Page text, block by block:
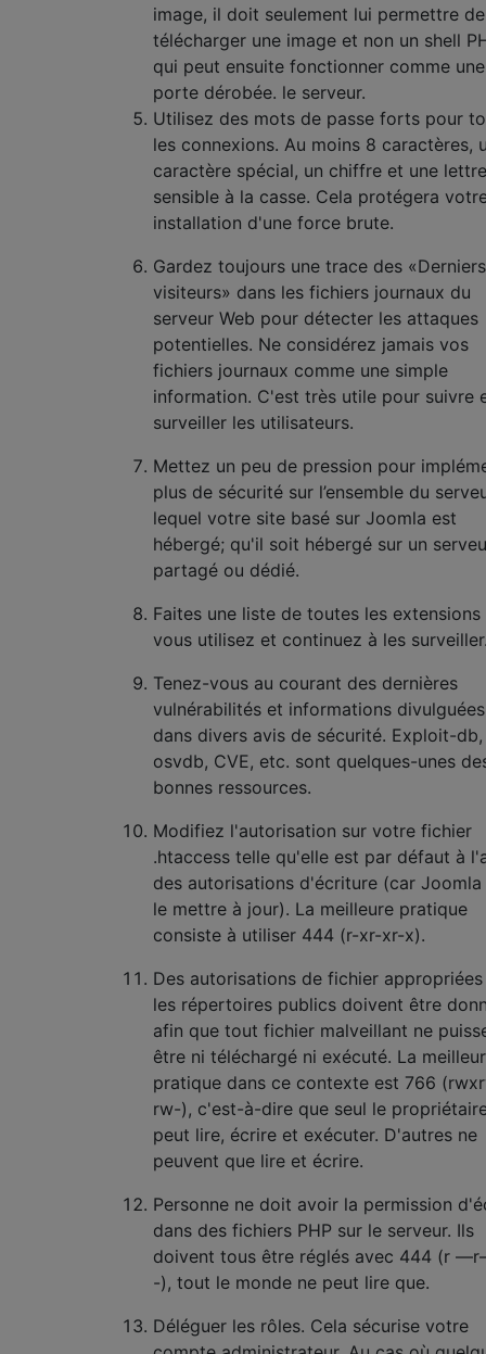
image, il doit seulement lui permettre de
télécharger une image et non un shell
qui peut ensuite fonctionner comme une
porte dérobée. le serveur.
Utilisez des mots de passe forts pour
les connexions. Au moins 8 caractères,
caractère spécial, un chiffre et une lettre
sensible à la casse. Cela protégera
installation d'une force brute.
Gardez toujours une trace des «Derniers
visiteurs» dans les fichiers journaux du
serveur Web pour détecter les attaques
potentielles. Ne considérez jamais vos
fichiers journaux comme une simple
information. C'est très utile pour suivre
surveiller les utilisateurs.
Mettez un peu de pression pour
plus de sécurité sur l’ensemble du
lequel votre site basé sur Joomla est
hébergé; qu'il soit hébergé sur un
partagé ou dédié.
Faites une liste de toutes les extensions
vous utilisez et continuez à les
Tenez-vous au courant des dernières
vulnérabilités et informations divulguées
dans divers avis de sécurité. Exploit-db,
osvdb, CVE, etc. sont quelques-unes
bonnes ressources.
Modifiez l'autorisation sur votre fichier
.htaccess telle qu'elle est par défaut à
des autorisations d'écriture (car
le mettre à jour). La meilleure pratique
consiste à utiliser 444 (r-xr-xr-x).
Des autorisations de fichier
les répertoires publics doivent être
afin que tout fichier malveillant ne
être ni téléchargé ni exécuté. La
pratique dans ce contexte est 766
rw-), c'est-à-dire que seul le
peut lire, écrire et exécuter. D'autres ne
peuvent que lire et écrire.
Personne ne doit avoir la permission
dans des fichiers PHP sur le serveur. Ils
doivent tous être réglés avec 444 (r
-), tout le monde ne peut lire que.
Déléguer les rôles. Cela sécurise votre